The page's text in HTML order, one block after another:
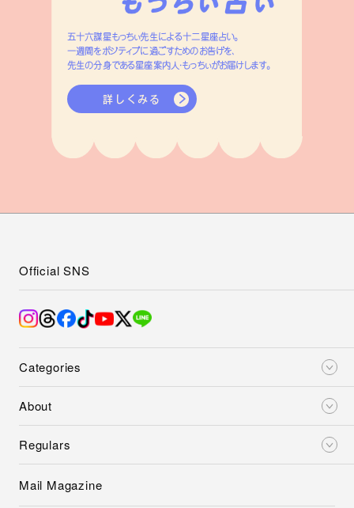
五十六謀星もっちぃ先生による十二星座占い。
一週間をポジティブに過ごすためのお告げを、
先生の分身である星座案内人・もっちぃがお届けします。
詳しくみる
Categories
About
Regulars
Official SNS
Mail Magazine